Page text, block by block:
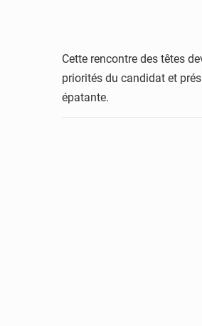
Cette rencontre des têtes
priorités du candidat et
épatante.